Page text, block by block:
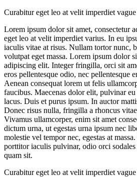
Curabitur eget leo at velit imperdiet
Lorem ipsum dolor sit amet, consectetur
eget leo at velit imperdiet varius. In eu
iaculis vitae at risus. Nullam tortor nunc,
volutpat eget massa. Lorem ipsum dolor
adipiscing elit. Integer fringilla, orci sit
eros pellentesque odio, nec pellentesque
Aenean consequat lorem ut felis
faucibus. Maecenas dolor elit, pulvinar
lacus. Duis et purus ipsum. In auctor
Donec risus nulla, fringilla a rhoncus
Vivamus ullamcorper, enim sit amet
dictum urna, ut egestas urna ipsum nec
molestie vel tempor nec, egestas at
porttitor iaculis pulvinar, odio orci
quam sit.
Curabitur eget leo at velit imperdiet